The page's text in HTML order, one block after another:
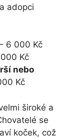
adopci
6 000 Kč
Kč
nebo
Kč
široké a
se
koček, což